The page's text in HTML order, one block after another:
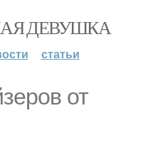
ДЕВУШКА
статьи
от